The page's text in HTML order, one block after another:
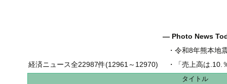
― Photo News
・令和8年熊本地
・
「売上高は.10.％増の
経済ニュース全22987件(12961～12970)
タイトル